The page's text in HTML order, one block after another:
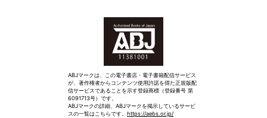
ABJマークは、この電子書店・電子書籍配信サービス
が、著作権者からコンテンツ使用許諾を得た正規版配
信サービスであることを示す登録商標（登録番号 第
6091713号）です。
ABJマークの詳細、ABJマークを掲示しているサービ
スの一覧はこちらです。 https://aebs.or.jp/